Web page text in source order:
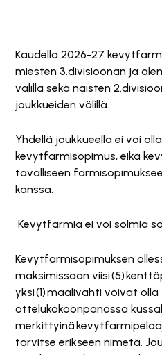
Kaudella 2026-27
miesten 3.divisioonan ja
välillä sekä naisten
joukkueiden välillä.
Yhdellä joukkueella ei voi
kevytfarmisopimus, eikä
tavalliseen
kanssa.
Kevytfarmia ei voi solmia
Kevytfarmisopimuksen
maksimissaan viisi (5)
yksi (1) maalivahti voivat
ottelukokoonpanossa
merkittyinä
tarvitse erikseen nimetä.